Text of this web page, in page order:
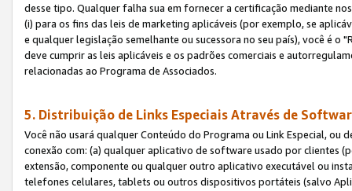
desse tipo. Qualquer falha sua em fornecer a certificação mediante
(i) para os fins das leis de marketing aplicáveis (por exemplo, se
e qualquer legislação semelhante ou sucessora no seu país), você é o
deve cumprir as leis aplicáveis e os padrões comerciais e
relacionadas ao Programa de Associados.
5. Distribuição de Links Especiais Através de
Você não usará qualquer Conteúdo do Programa ou Link Especial,
conexão com: (a) qualquer aplicativo de software usado por clientes
extensão, componente ou qualquer outro aplicativo executável ou
telefones celulares, tablets ou outros dispositivos portáteis (salvo